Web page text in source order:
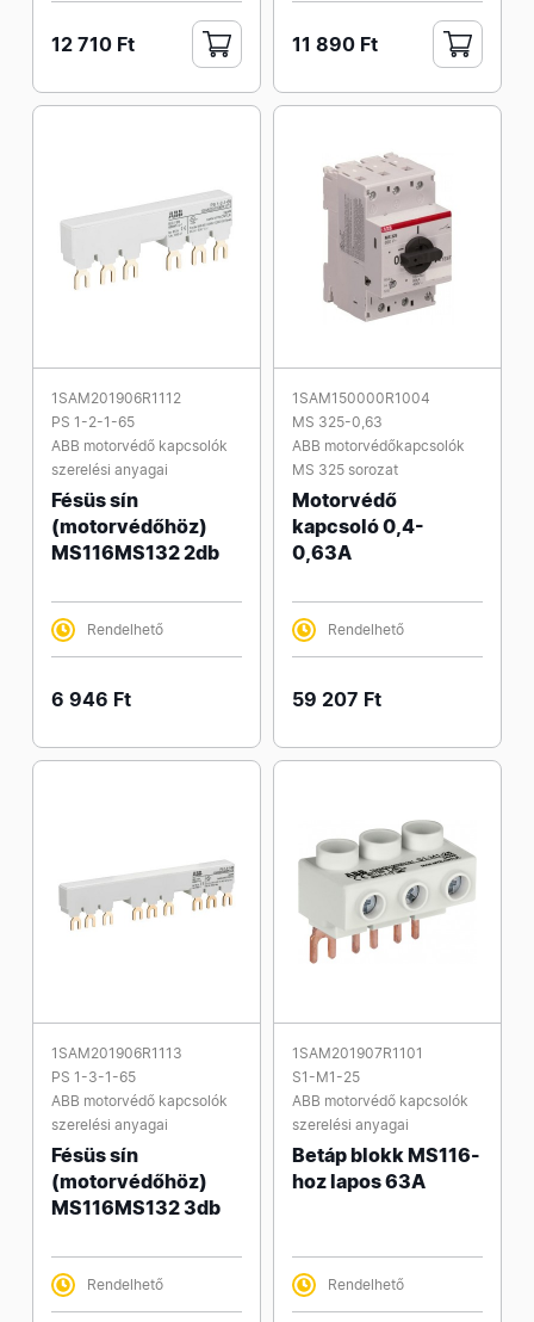
12 710 Ft 11 890 Ft
1SAM201906R1112
PS 1-2-1-65
ABB motorvédő kapcsolók
szerelési anyagai
Fésüs sín
(motorvédőhöz)
MS116MS132 2db
Rendelhető
6 946 Ft
1SAM150000R1004
MS 325-0,63
ABB motorvédőkapcsolók
MS 325 sorozat
Motorvédő
kapcsoló 0,4-
0,63A
Rendelhető
59 207 Ft
1SAM201906R1113
PS 1-3-1-65
ABB motorvédő kapcsolók
szerelési anyagai
Fésüs sín
(motorvédőhöz)
MS116MS132 3db
Rendelhető
1SAM201907R1101
S1-M1-25
ABB motorvédő kapcsolók
szerelési anyagai
Betáp blokk MS116-
hoz lapos 63A
Rendelhető